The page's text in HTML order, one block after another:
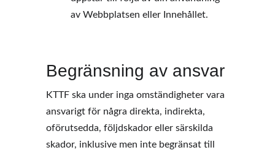
av Webbplatsen eller Innehållet.
Begränsning av ansvar
KTTF ska under inga omständigheter vara
ansvarigt för några direkta, indirekta,
oförutsedda, följdskador eller särskilda
skador, inklusive men inte begränsat till